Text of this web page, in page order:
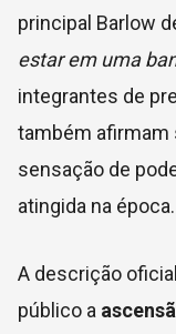
principal Barlow
estar em uma
integrantes de
também afirmam
sensação de
atingida na época.
A descrição
público a